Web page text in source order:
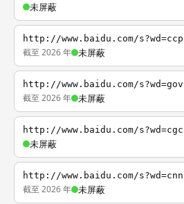
未屏蔽
http://www.baidu.com/s?wd=ccp
截至 2026 年 未屏蔽
http://www.baidu.com/s?wd=gov
截至 2026 年 未屏蔽
http://www.baidu.com/s?wd=cgc
未屏蔽
http://www.baidu.com/s?wd=cnn
截至 2026 年 未屏蔽